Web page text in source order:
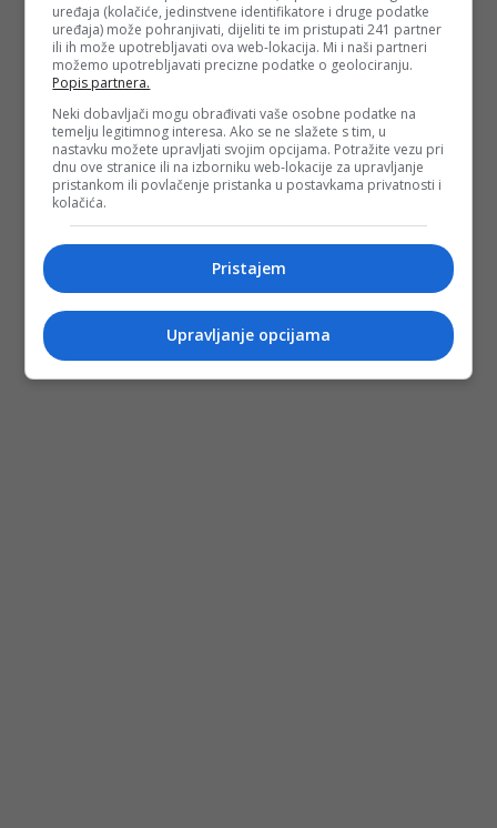
uređaja (kolačiće, jedinstvene identifikatore i druge podatke
uređaja) može pohranjivati, dijeliti te im pristupati 241 partner
ili ih može upotrebljavati ova web-lokacija. Mi i naši partneri
možemo upotrebljavati precizne podatke o geolociranju.
Popis partnera.
Neki dobavljači mogu obrađivati vaše osobne podatke na
temelju legitimnog interesa. Ako se ne slažete s tim, u
nastavku možete upravljati svojim opcijama. Potražite vezu pri
dnu ove stranice ili na izborniku web-lokacije za upravljanje
pristankom ili povlačenje pristanka u postavkama privatnosti i
kolačića.
Pristajem
Upravljanje opcijama